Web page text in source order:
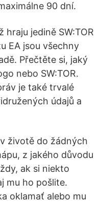
90 dní.
jedině SW:TOR
EA jsou všechny
Přečtěte si, jaký
nebo SW:TOR.
je také trvalé
údajů a
životě do žádných
z jakého důvodu
ak si niekto
mu ho pošlite.
oklamať alebo mu